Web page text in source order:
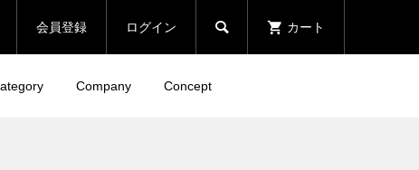
会員登録 ログイン  カート
Company Concept